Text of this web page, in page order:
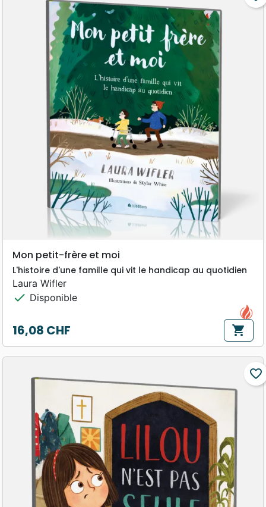
qui permettent de retrouver plus rapidement
les livres bibliques
Mon petit-frère et moi
L'histoire d'une famille qui vit le handicap au quotidien
Laura Wifler
check Disponible
Prix
16,08 CHF shopping_cart
favorite_border